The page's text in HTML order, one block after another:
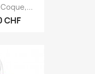
CHF